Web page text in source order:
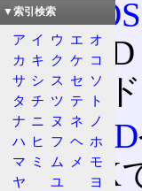
MS-DOS
形の
コマン
FreeBSD
のUNIX
▼索引検索
ア イ ウ エ オ
カ キ ク ケ コ
サ シ ス セ ソ
タ チ ツ テ
ト
ナ ニ ヌ ネ
ノ
ハ ヒ フ ヘ ホ
マ ミ ム メ
モ
ヤ
ユ
ヨ